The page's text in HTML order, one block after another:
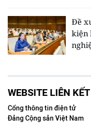
Đề
kiện
WEBSITE LIÊN KẾT
Cổng thông tin điện tử
Đảng Cộng sản Việt Nam